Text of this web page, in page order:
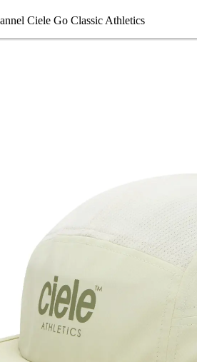
Ciele Go Classic Athletics